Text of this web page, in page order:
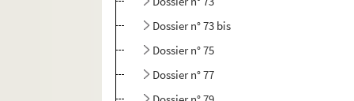
Dossier n° 73 bis
Dossier n° 75
Dossier n° 77